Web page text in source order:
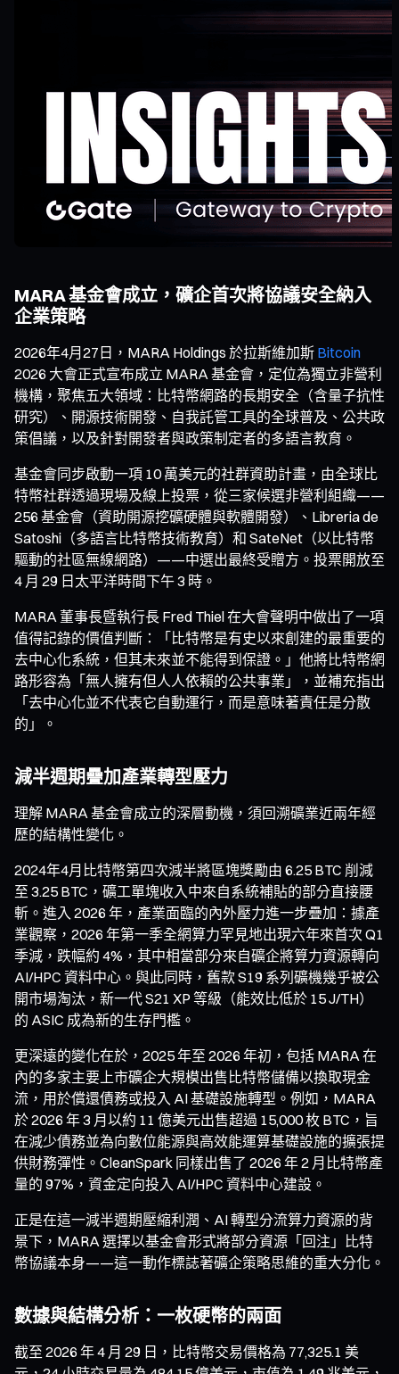
MARA 基金會成立，礦企首次將協議安全納入
企業策略
2026年4月27日，MARA Holdings 於拉斯維加斯 Bitcoin
2026 大會正式宣布成立 MARA 基金會，定位為獨立非營利
機構，聚焦五大領域：比特幣網路的長期安全（含量子抗性
研究）、開源技術開發、自我託管工具的全球普及、公共政
策倡議，以及針對開發者與政策制定者的多語言教育。
基金會同步啟動一項 10 萬美元的社群資助計畫，由全球比
特幣社群透過現場及線上投票，從三家候選非營利組織——
256 基金會（資助開源挖礦硬體與軟體開發）、Libreria de
Satoshi（多語言比特幣技術教育）和 SateNet（以比特幣
驅動的社區無線網路）——中選出最終受贈方。投票開放至
4 月 29 日太平洋時間下午 3 時。
MARA 董事長暨執行長 Fred Thiel 在大會聲明中做出了一項
值得記錄的價值判斷：「比特幣是有史以來創建的最重要的
去中心化系統，但其未來並不能得到保證。」他將比特幣網
路形容為「無人擁有但人人依賴的公共事業」，並補充指出
「去中心化並不代表它自動運行，而是意味著責任是分散
的」。
減半週期疊加產業轉型壓力
理解 MARA 基金會成立的深層動機，須回溯礦業近兩年經
歷的結構性變化。
2024年4月比特幣第四次減半將區塊獎勵由 6.25 BTC 削減
至 3.25 BTC，礦工單塊收入中來自系統補貼的部分直接腰
斬。進入 2026 年，產業面臨的內外壓力進一步疊加：據產
業觀察，2026 年第一季全網算力罕見地出現六年來首次 Q1
季減，跌幅約 4%，其中相當部分來自礦企將算力資源轉向
AI/HPC 資料中心。與此同時，舊款 S19 系列礦機幾乎被公
開市場淘汰，新一代 S21 XP 等級（能效比低於 15 J/TH）
的 ASIC 成為新的生存門檻。
更深遠的變化在於，2025 年至 2026 年初，包括 MARA 在
內的多家主要上市礦企大規模出售比特幣儲備以換取現金
流，用於償還債務或投入 AI 基礎設施轉型。例如，MARA
於 2026 年 3 月以約 11 億美元出售超過 15,000 枚 BTC，旨
在減少債務並為向數位能源與高效能運算基礎設施的擴張提
供財務彈性。CleanSpark 同樣出售了 2026 年 2 月比特幣產
量的 97%，資金定向投入 AI/HPC 資料中心建設。
正是在這一減半週期壓縮利潤、AI 轉型分流算力資源的背
景下，MARA 選擇以基金會形式將部分資源「回注」比特
幣協議本身——這一動作標誌著礦企策略思維的重大分化。
數據與結構分析：一枚硬幣的兩面
截至 2026 年 4 月 29 日，比特幣交易價格為 77,325.1 美